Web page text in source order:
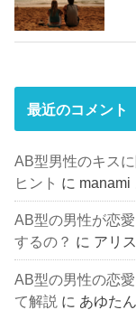
最近のコメント
AB型男性のキス
ヒント に manami
AB型の男性が恋
するの？ に アリス
AB型の男性の恋
て解説 に あゆたん